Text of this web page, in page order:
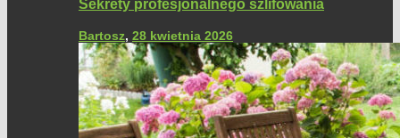
Sekrety profesjonalnego szlifowania
Bartosz, 28 kwietnia 2026